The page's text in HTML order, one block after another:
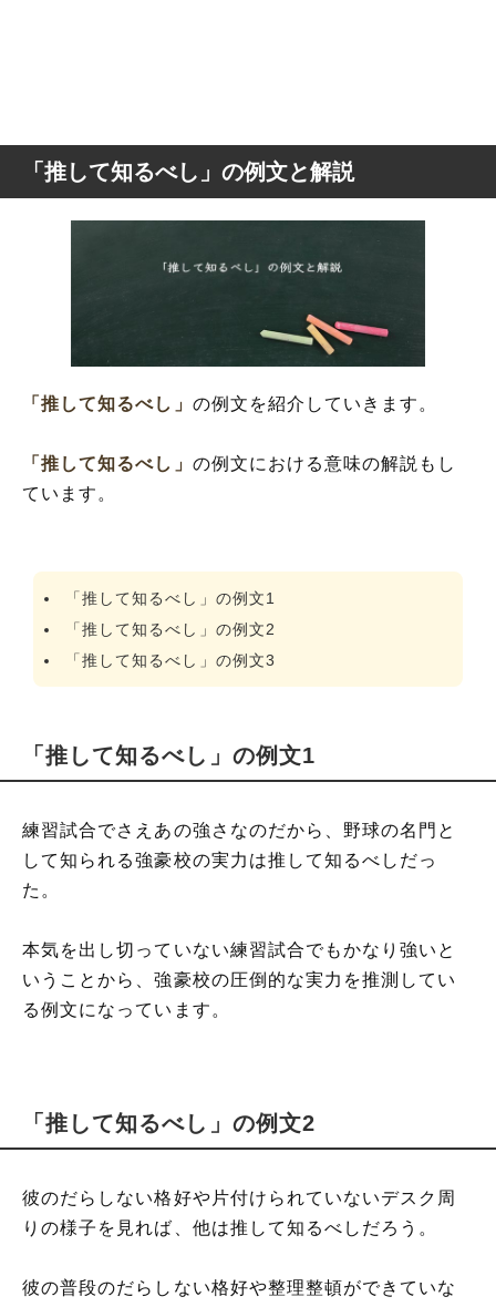
「推して知るべし」の例文と解説
「推して知るべし」 の例文を紹介していきます。
「推して知るべし」 の例文における意味の解説もし
ています。
「推して知るべし」の例文1
「推して知るべし」の例文2
「推して知るべし」の例文3
「推して知るべし」の例文1
練習試合でさえあの強さなのだから、野球の名門と
して知られる強豪校の実力は推して知るべしだっ
た。
本気を出し切っていない練習試合でもかなり強いと
いうことから、強豪校の圧倒的な実力を推測してい
る例文になっています。
「推して知るべし」の例文2
彼のだらしない格好や片付けられていないデスク周
りの様子を見れば、他は推して知るべしだろう。
彼の普段のだらしない格好や整理整頓ができていな